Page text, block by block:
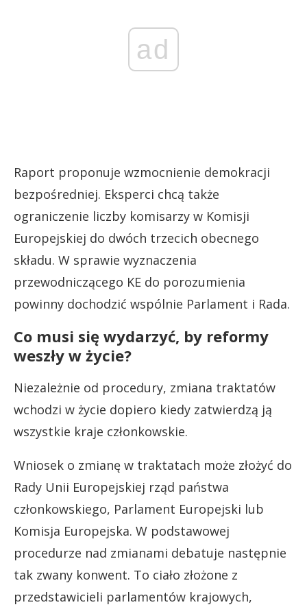
ad
Raport proponuje wzmocnienie demokracji
bezpośredniej. Eksperci chcą także
ograniczenie liczby komisarzy w Komisji
Europejskiej do dwóch trzecich obecnego
składu. W sprawie wyznaczenia
przewodniczącego KE do porozumienia
powinny dochodzić wspólnie Parlament i Rada.
Co musi się wydarzyć, by reformy
weszły w życie?
Niezależnie od procedury, zmiana traktatów
wchodzi w życie dopiero kiedy zatwierdzą ją
wszystkie kraje członkowskie.
Wniosek o zmianę w traktatach może złożyć do
Rady Unii Europejskiej rząd państwa
członkowskiego, Parlament Europejski lub
Komisja Europejska. W podstawowej
procedurze nad zmianami debatuje następnie
tak zwany konwent. To ciało złożone z
przedstawicieli parlamentów krajowych,